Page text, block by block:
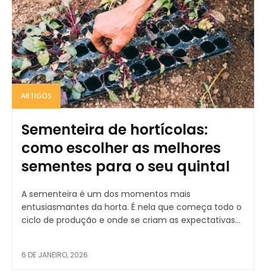
ARTIGOS
Sementeira de hortícolas:
como escolher as melhores
sementes para o seu quintal
A sementeira é um dos momentos mais
entusiasmantes da horta. É nela que começa todo o
ciclo de produção e onde se criam as expectativas...
6 DE JANEIRO, 2026